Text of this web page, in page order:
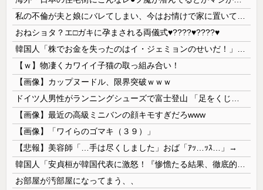
おねショタ？エ□ガキに孕まされる両儀式♥️????♥️????♥️
【ｗ】物凄くカワイイ子猫の取っ組み合い！
【画像】カップヌードル、限界突破ｗｗｗ
【画像】最近の高級ミニバンの顔キモすぎだろwww
【画像】「ワイらのゴマキ（３９）」
【悲報】美容師「…手は尽くしました」おば「ｱｯ…ｯｽ…」→
お部屋が汚部屋になってまう、、